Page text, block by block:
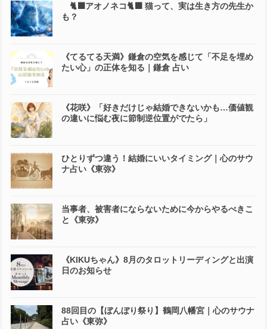
🐈‍⬛アオノネコ🐈‍⬛ 猫って、実は生き方の先生か
も？
《てるてる天満》鎌倉の空気を感じて「不足を埋め
たい心」の正体を知る｜鎌倉 占い
《花咲》「好きだけじゃ結婚できないかも…価値観
の違いに悩む夜に節制逆位置がでたら」
ひとりずつ違う！結婚にいいタイミング｜心のサウ
ナ占い《東弥》
当事者、被害者にならないために今からやるべきこ
と《東弥》
《KIKUちゃん》8月のタロットリーディングと出演
日のお知らせ
88回目の【ぼんぼり祭り】鶴岡八幡宮｜心のサウナ
占い《東弥》